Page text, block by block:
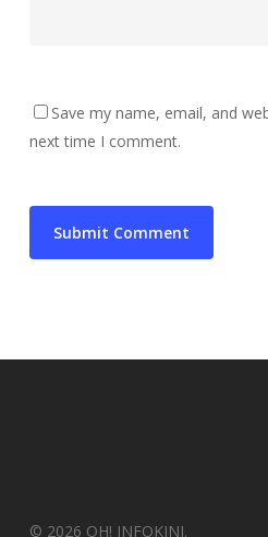
Save my name, email, and
next time I comment.
© 2026 OH! INFOKINI.